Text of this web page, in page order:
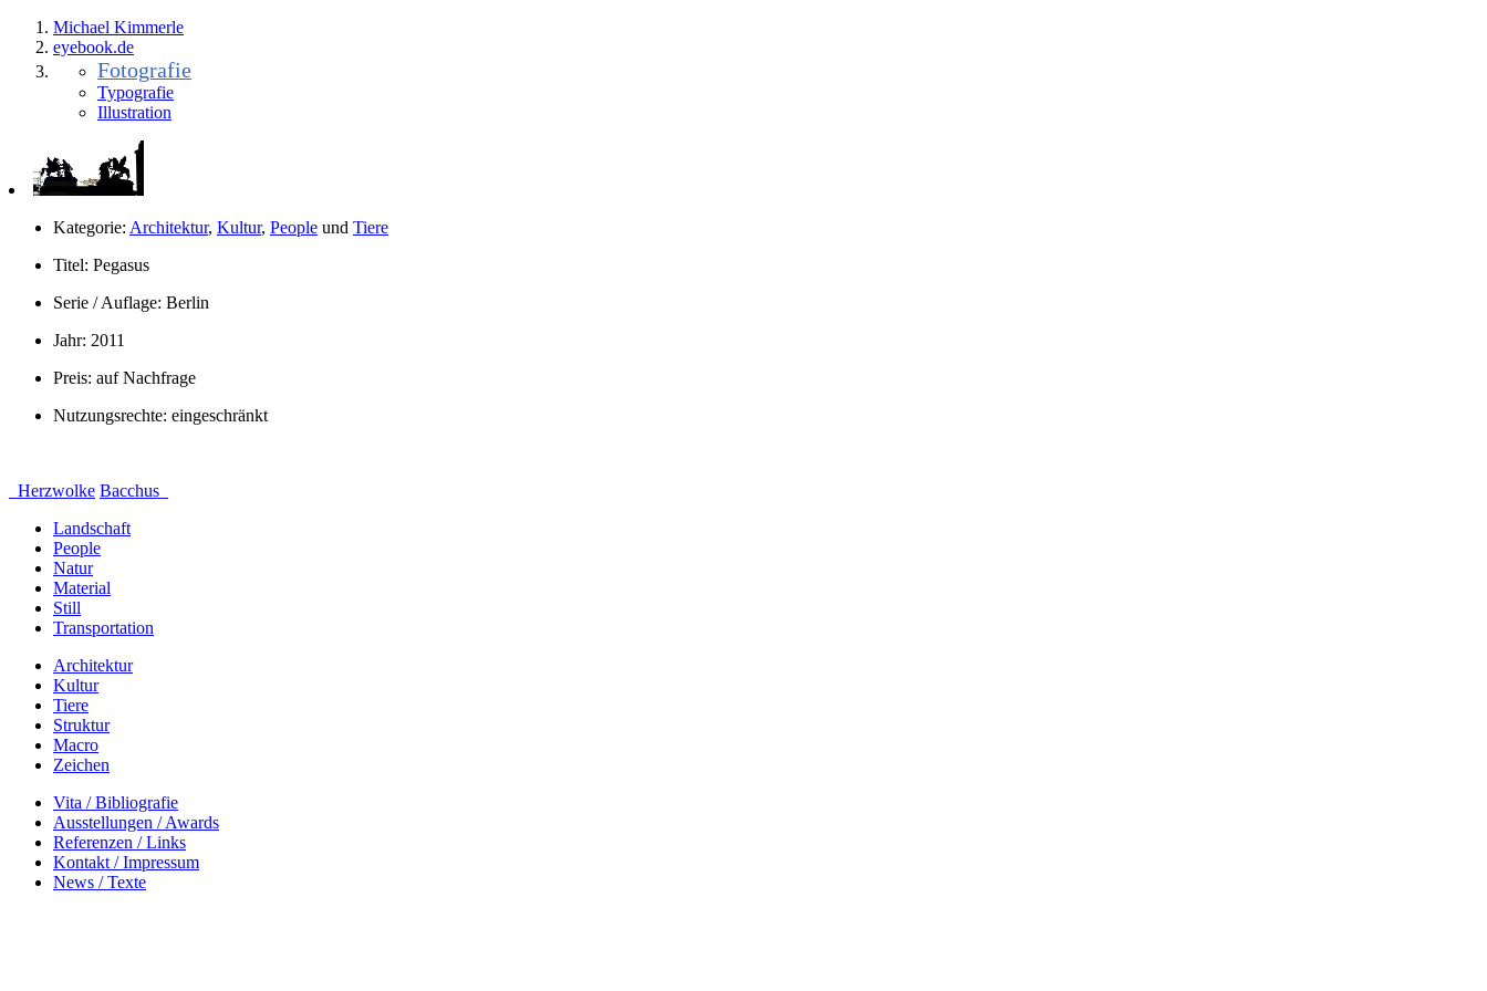
Michael Kimmerle
eyebook.de
Fotografie
Typografie
Illustration
Kategorie: Architektur, Kultur, People und Tiere
Titel: Pegasus
Serie / Auflage: Berlin
Jahr: 2011
Preis: auf Nachfrage
Nutzungsrechte: eingeschränkt
Herzwolke Bacchus
Landschaft
People
Natur
Material
Still
Transportation
Architektur
Kultur
Tiere
Struktur
Macro
Zeichen
Vita / Bibliografie
Ausstellungen / Awards
Referenzen / Links
Kontakt / Impressum
News / Texte